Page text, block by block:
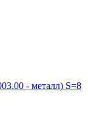
- металл) S=8